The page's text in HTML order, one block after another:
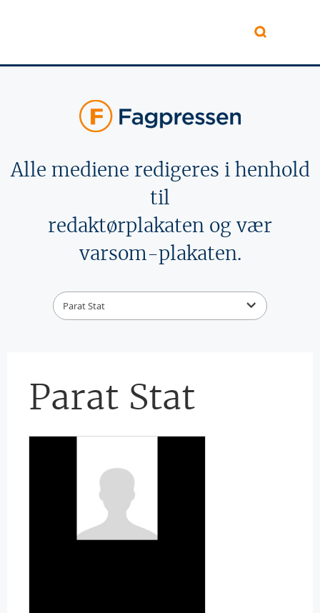
Alle mediene redigeres i henhold
til
redaktørplakaten og vær
varsom-plakaten.
Parat Stat
Parat Stat